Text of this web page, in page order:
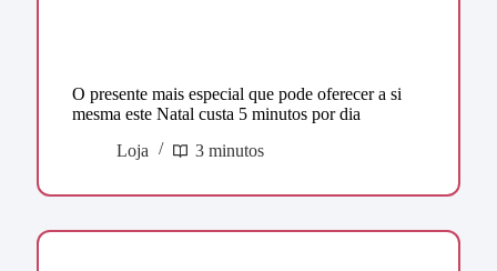
O presente mais especial que pode oferecer a si
mesma este Natal custa 5 minutos por dia
Loja
3 minutos